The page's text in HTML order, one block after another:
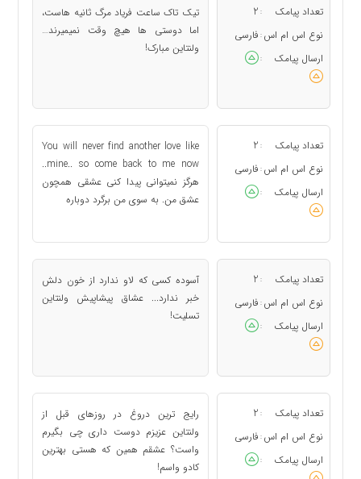
تعداد پیامک :
2
نوع اس ام اس : فارسی
ارسال پیامک
:
تیک تاک ساعت فریاد مرگ ثانیه هاست،
اما دوستی ها هیچ وقت نمیمیرند…
ولنتاین مبارک!
تعداد پیامک :
2
نوع اس ام اس : فارسی
ارسال پیامک
:
You will never find another love like
mine.. so come back to me now..
هرگز نمیتوانی پیدا کنی عشقی همچون
عشق من. به سوی من برگرد دوباره
تعداد پیامک :
2
نوع اس ام اس : فارسی
ارسال پیامک
:
آسوده کسی که لاو ندارد از خون دلش
خبر ندارد... عشاق پیشاپیش ولنتاین
تسلیت!
تعداد پیامک :
2
نوع اس ام اس : فارسی
ارسال پیامک
:
رایج ترین دروغ در روزهای قبل از
ولنتاین عزیزم دوست داری چی بگیرم
واست؟ عشقم همین که هستی بهترین
کادو واسم!